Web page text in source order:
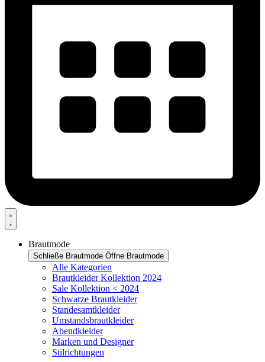
Brautmode
Schließe Brautmode Öffne Brautmode
Alle Kategorien
Brautkleider Kollektion 2024
Sale Kollektion < 2024
Schwarze Brautkleider
Standesamtkleider
Umstandsbrautkleider
Abendkleider
Marken und Designer
Stilrichtungen